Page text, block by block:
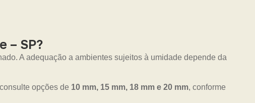
– SP?
A adequação a ambientes sujeitos à umidade depende da
opções de 10 mm, 15 mm, 18 mm e 20 mm, conforme